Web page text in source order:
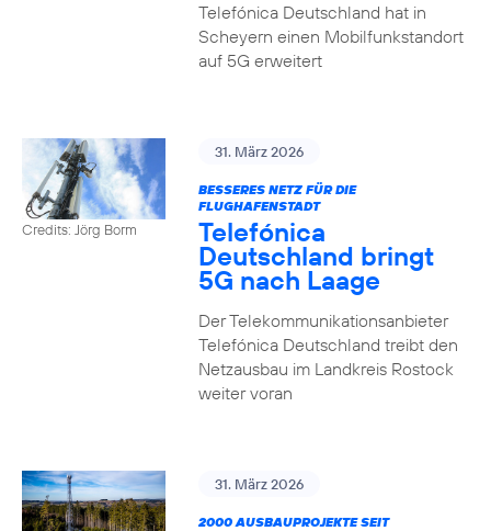
Telefónica Deutschland hat in
Scheyern einen Mobilfunkstandort
auf 5G erweitert
Credits: Jörg Borm
31. März 2026
BESSERES NETZ FÜR DIE
FLUGHAFENSTADT
Telefónica
Deutschland bringt
5G nach Laage
Der Telekommunikationsanbieter
Telefónica Deutschland treibt den
Netzausbau im Landkreis Rostock
weiter voran
31. März 2026
2000 AUSBAUPROJEKTE SEIT